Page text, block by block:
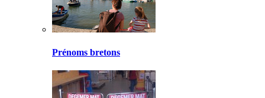
Prénoms bretons